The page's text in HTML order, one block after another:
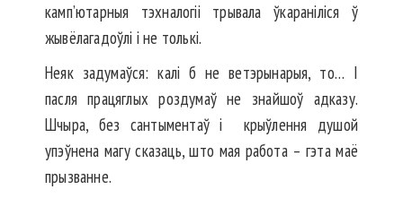
камп’ютарныя тэхналогіі трывала ўкараніліся ў
жывёлагадоўлі і не толькі.
Неяк задумаўся: калі б не ветэ­рынарыя, то… І
пасля працяглых роздумаў не знайшоў адказу.
Шчыра, без сантыментаў і крыў­лення душой
упэўнена магу сказаць, што мая работа – гэта маё
прызванне.